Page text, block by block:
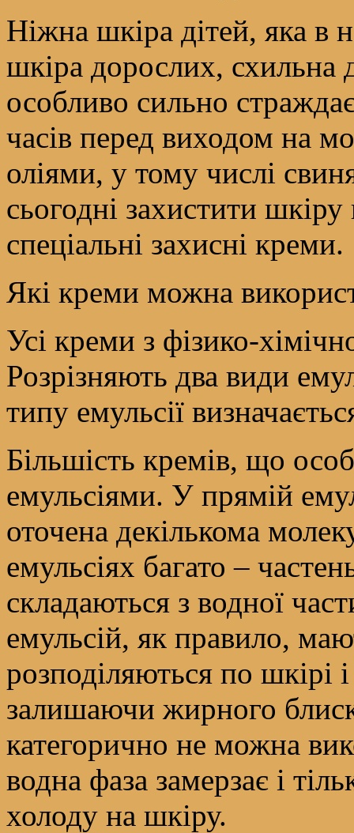
Ніжна шкіра дітей, яка в
шкіра дорослих, схильна
особливо сильно
часів перед виходом на
оліями, у тому числі
сьогодні захистити
спеціальні захисні креми.
Які креми можна
Усі креми з фізико-
Розрізняють два види
типу емульсії
Більшість кремів, що
емульсіями. У прямій
оточена декількома
емульсіях багато –
складаються з водної
емульсій, як правило,
розподіляються по шкірі
залишаючи жирного
категорично не можна
водна фаза замерзає і
холоду на шкіру.